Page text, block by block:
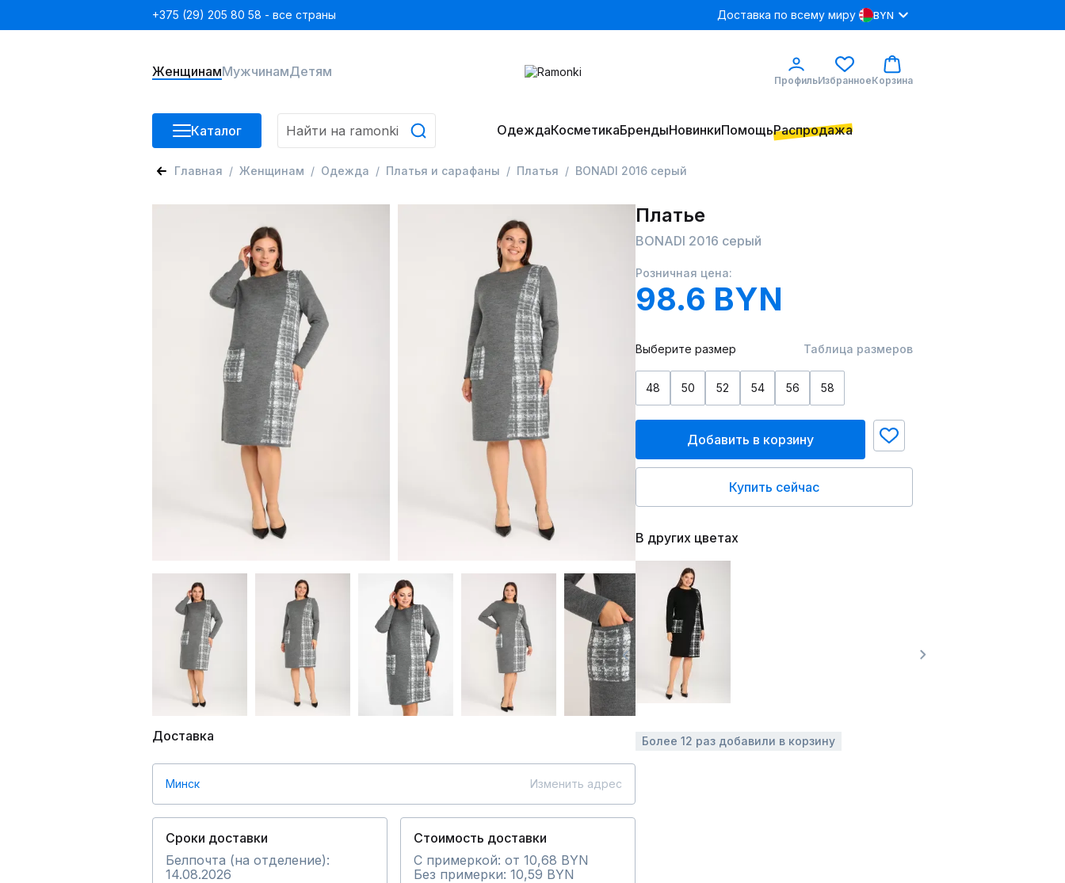
+375 (29) 205 80 58 - все страны Доставка по всему миру BYN
ЖенщинамМужчинамДетям
ПрофильИзбранноеКорзина
Каталог ОдеждаКосметикаБрендыНовинкиПомощьРаспродажа
Главная Женщинам Одежда Платья и сарафаны Платья BONADI 2016 серый
Доставка
Минск Изменить адрес
Сроки доставки
Белпочта (на отделение):
14.08.2026
Стоимость доставки
С примеркой: от 10,68 BYN
Без примерки: 10,59 BYN
Платье
BONADI 2016 серый
Розничная цена:
98.6 BYN
Выберите размер Таблица размеров
48 50 52 54 56 58
Добавить в корзину
Купить сейчас
В других цветах
Более 12 раз добавили в корзину